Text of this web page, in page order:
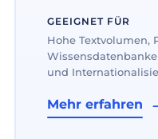
GEEIGNET FÜR
Hohe Textvolumen,
und
Mehr erfahren